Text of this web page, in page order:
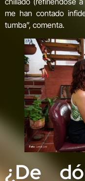
me han contado
tumba”, comenta.
¿De